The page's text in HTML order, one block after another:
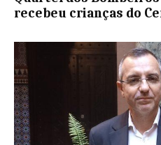
recebeu crianças do